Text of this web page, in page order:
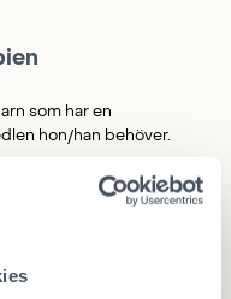
som har en
hon/han behöver.